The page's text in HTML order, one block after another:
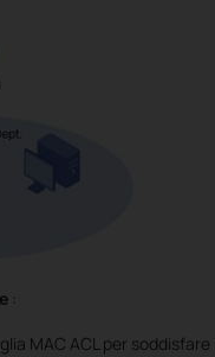
:
MAC ACL per